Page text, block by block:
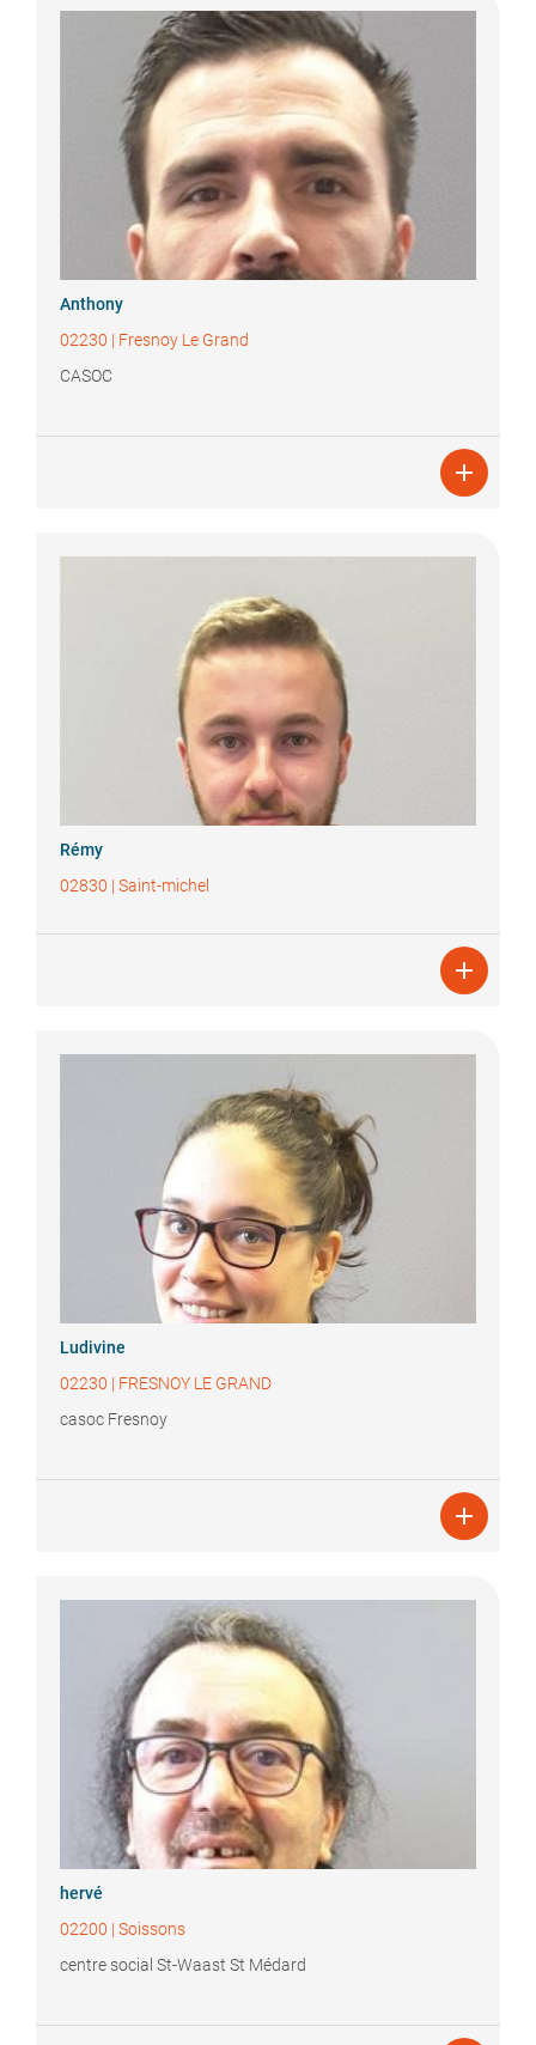
Anthony
02230 | Fresnoy Le Grand
CASOC

Rémy
02830 | Saint-michel

Ludivine
02230 | FRESNOY LE GRAND
casoc Fresnoy

hervé
02200 | Soissons
centre social St-Waast St Médard